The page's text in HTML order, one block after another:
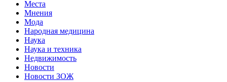
Места
Мнения
Мода
Народная медицина
Наука
Наука и техника
Недвижимость
Новости
Новости ЗОЖ